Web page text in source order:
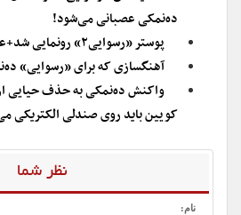
ده‌نمکی عصبانی می‌شود!
پوستر «رسوایی۲» رونمایی شد+عکس
آهنگسازی که برای «رسوایی»
واکنش ده‌نمکی به حذف حیایی
کویین باید روی صندلی
نظر شما
نام: